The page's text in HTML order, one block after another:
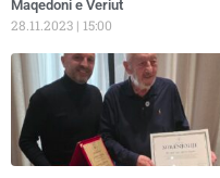
Maqedoni e Veriut
28.11.2023 15:00